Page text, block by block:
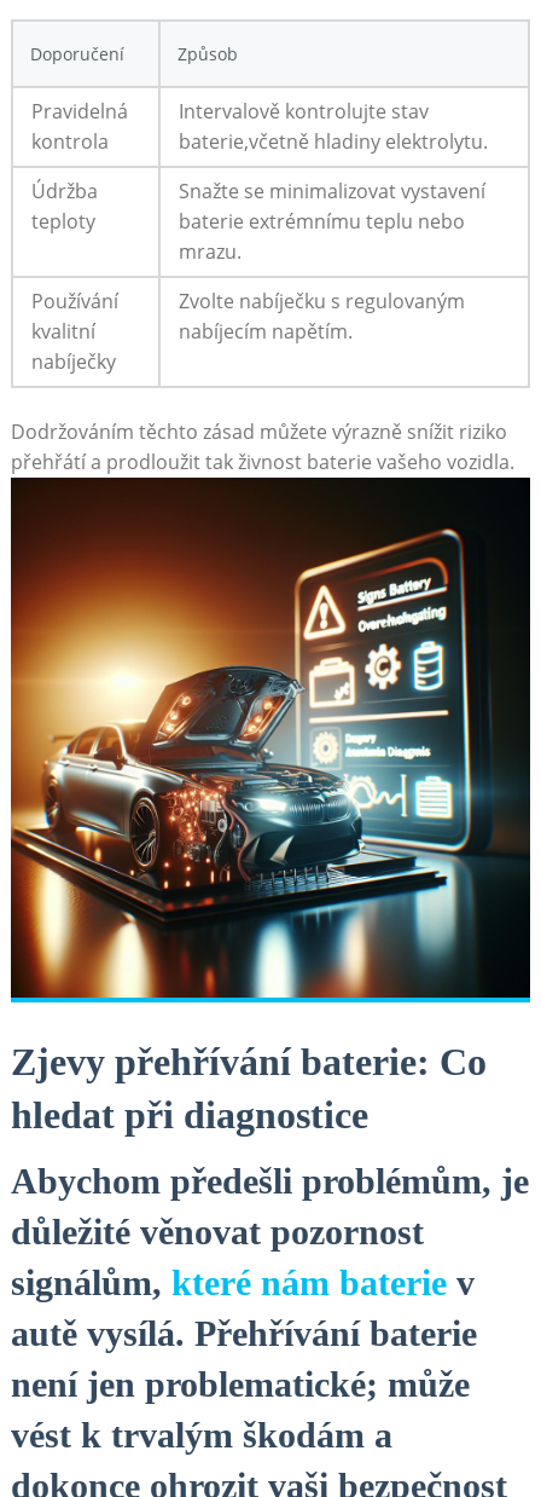
Doporučení Způsob
Pravidelná
kontrola
Intervalově kontrolujte stav
baterie,včetně hladiny elektrolytu.
Údržba
teploty
Snažte se minimalizovat vystavení
baterie ‍extrémnímu teplu nebo
mrazu.
Používání
kvalitní
nabíječky
Zvolte nabíječku s regulovaným
nabíjecím napětím.
Dodržováním těchto zásad můžete výrazně snížit riziko
přehřátí⁣ a prodloužit tak živnost baterie vašeho vozidla.
Zjevy přehřívání baterie:⁢ Co
hledat při diagnostice
Abychom předešli problémům, je⁣
důležité věnovat pozornost
signálům, které ⁣nám⁣ bateriev
autě vysílá. ⁤Přehřívání baterie
není jen problematické; může
⁣vést k trvalým škodám a
⁣dokonce‌ ohrozit vaši bezpečnost